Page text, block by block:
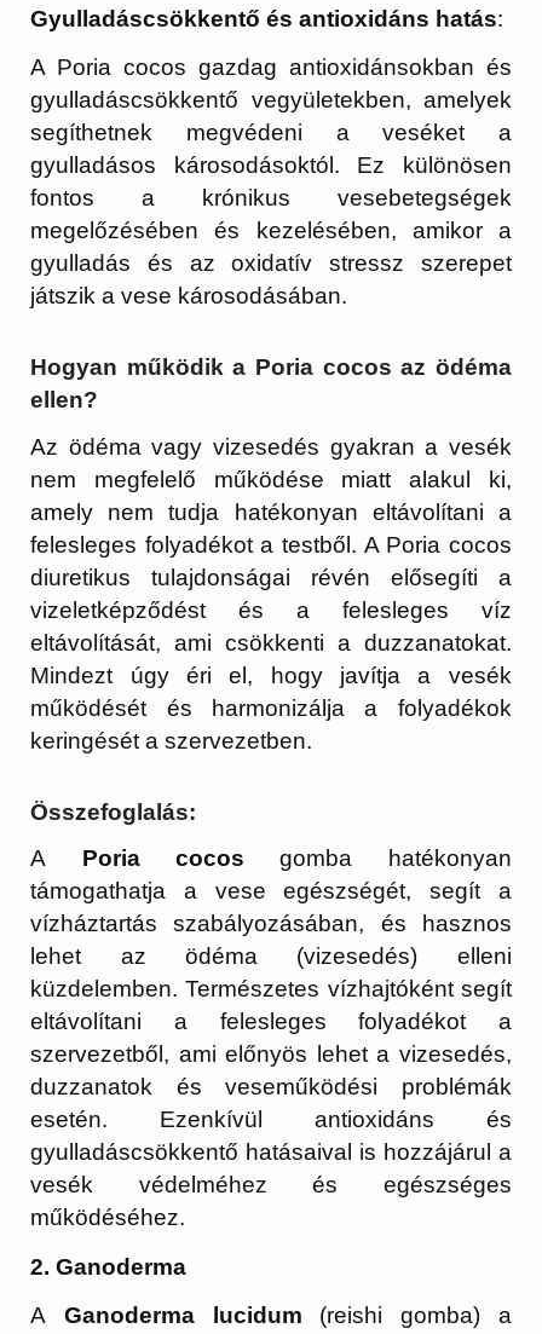
Gyulladáscsökkentő és antioxidáns hatás:
A Poria cocos gazdag antioxidánsokban és
gyulladáscsökkentő vegyületekben, amelyek
segíthetnek megvédeni a veséket a
gyulladásos károsodásoktól. Ez különösen
fontos a krónikus vesebetegségek
megelőzésében és kezelésében, amikor a
gyulladás és az oxidatív stressz szerepet
játszik a vese károsodásában.
Hogyan működik a Poria cocos az ödéma
ellen?
Az ödéma vagy vizesedés gyakran a vesék
nem megfelelő működése miatt alakul ki,
amely nem tudja hatékonyan eltávolítani a
felesleges folyadékot a testből. A Poria cocos
diuretikus tulajdonságai révén elősegíti a
vizeletképződést és a felesleges víz
eltávolítását, ami csökkenti a duzzanatokat.
Mindezt úgy éri el, hogy javítja a vesék
működését és harmonizálja a folyadékok
keringését a szervezetben.
Összefoglalás:
A Poria cocos gomba hatékonyan
támogathatja a vese egészségét, segít a
vízháztartás szabályozásában, és hasznos
lehet az ödéma (vizesedés) elleni
küzdelemben. Természetes vízhajtóként segít
eltávolítani a felesleges folyadékot a
szervezetből, ami előnyös lehet a vizesedés,
duzzanatok és veseműködési problémák
esetén. Ezenkívül antioxidáns és
gyulladáscsökkentő hatásaival is hozzájárul a
vesék védelméhez és egészséges
működéséhez.
2. Ganoderma
A Ganoderma lucidum (reishi gomba) a